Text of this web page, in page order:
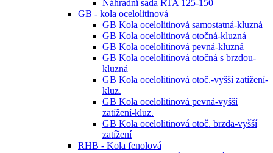
Náhradní sada RTA 125-150
GB - kola ocelolitinová
GB Kola ocelolitinová samostatná-kluzná
GB Kola ocelolitinová otočná-kluzná
GB Kola ocelolitinová pevná-kluzná
GB Kola ocelolitinová otočná s brzdou-
kluzná
GB Kola ocelolitinová otoč.-vyšší zatížení-
kluz.
GB Kola ocelolitinová pevná-vyšší
zatížení-kluz.
GB Kola ocelolitinová otoč. brzda-vyšší
zatížení
RHB - Kola fenolová